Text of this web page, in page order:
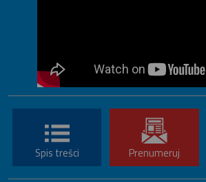
Spis treści Prenumeruj